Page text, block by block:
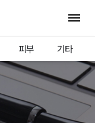
전체
피부 기타